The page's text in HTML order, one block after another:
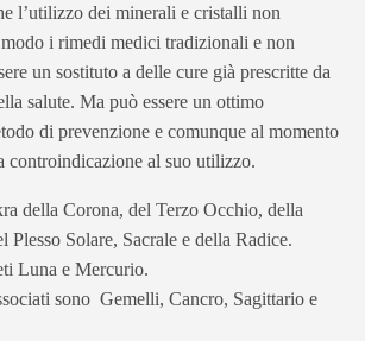
l’utilizzo dei minerali e cristalli non
i rimedi medici tradizionali e non
un sostituto a delle cure già prescritte da
salute. Ma può essere un ottimo
di prevenzione e comunque al momento
controindicazione al suo utilizzo.
della Corona, del Terzo Occhio, della
Plesso Solare, Sacrale e della Radice.
Luna e Mercurio.
sono Gemelli, Cancro, Sagittario e